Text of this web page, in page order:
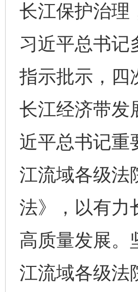
长江保护治理
习近平总书记
指示批示，四
长江经济带发
近平总书记重
江流域各级法
法》，以有力
高质量发展。
江流域各级法